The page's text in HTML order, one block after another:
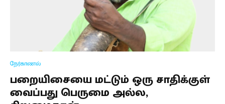
நேர்காணல்
பறையிசையை மட்டும் ஒரு சாதிக்குள்
வைப்பது பெருமை அல்ல,